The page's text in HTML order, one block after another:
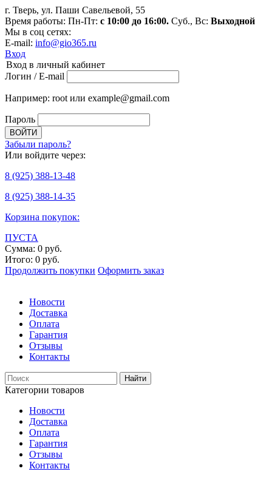
г. Тверь, ул. Паши Савельевой, 55
Время работы: Пн-Пт: с 10:00 до 16:00. Суб., Вс: Выходной
Мы в соц сетях:
E-mail: info@gio365.ru
Вход
Вход в личный кабинет
Логин / E-mail
Например: root или example@gmail.com
Пароль
Забыли пароль?
Или войдите через:
8 (925) 388-13-48
8 (925) 388-14-35
Корзина покупок:
ПУСТА
Сумма: 0 руб.
Итого: 0 руб.
Продолжить покупки Оформить заказ
Новости
Доставка
Оплата
Гарантия
Отзывы
Контакты
Категории товаров
Новости
Доставка
Оплата
Гарантия
Отзывы
Контакты